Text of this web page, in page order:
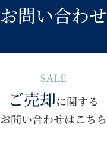
お問い合わせ
SALE
ご売却に関する
お問い合わせはこちら